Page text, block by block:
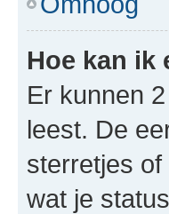
Hoe kan ik
Er kunnen
leest. De
sterretjes
wat je